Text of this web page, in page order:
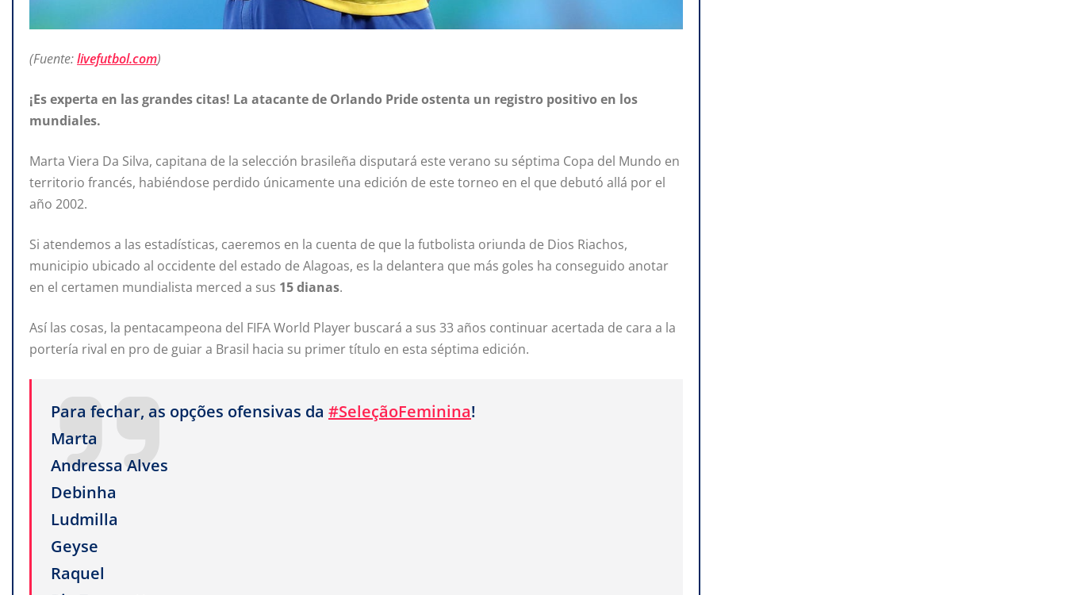
(Fuente:livefutbol.com)
¡Es experta en las grandes citas! La atacante de Orlando Pride ostenta un registro positivo en los
mundiales.
Marta Viera Da Silva, capitana de la selección brasileña disputará este verano su séptima Copa del Mundo en
territorio francés, habiéndose perdido únicamente una edición de este torneo en el que debutó allá por el
año 2002.
Si atendemos a las estadísticas, caeremos en la cuenta de que la futbolista oriunda de Dios Riachos,
municipio ubicado al occidente del estado de Alagoas, es la delantera que más goles ha conseguido anotar
en el certamen mundialista merced a sus 15 dianas.
Así las cosas, la pentacampeona del FIFA World Player buscará a sus 33 años continuar acertada de cara a la
portería rival en pro de guiar a Brasil hacia su primer título en esta séptima edición.
Para fechar, as opções ofensivas da #SeleçãoFeminina!
Marta
Andressa Alves
Debinha
Ludmilla
Geyse
Raquel